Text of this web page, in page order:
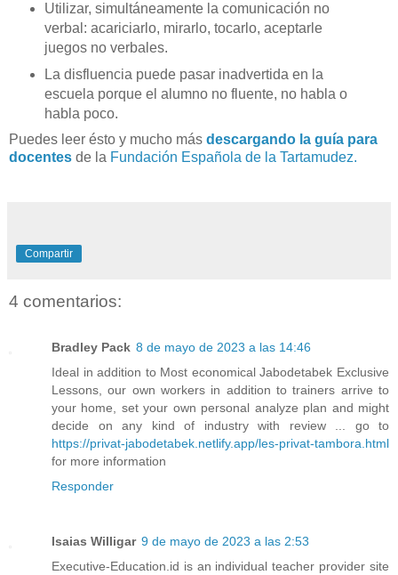
Utilizar, simultáneamente la comunicación no
verbal: acariciarlo, mirarlo, tocarlo, aceptarle
juegos no verbales.
La disfluencia puede pasar inadvertida en la
escuela porque el alumno no fluente, no habla o
habla poco.
Puedes leer ésto y mucho más descargando la guía para
docentes de la Fundación Española de la Tartamudez.
Compartir
4 comentarios:
Bradley Pack 8 de mayo de 2023 a las 14:46
Ideal in addition to Most economical Jabodetabek Exclusive
Lessons, our own workers in addition to trainers arrive to
your home, set your own personal analyze plan and might
decide on any kind of industry with review ... go to
https://privat-jabodetabek.netlify.app/les-privat-tambora.html
for more information
Responder
Isaias Willigar 9 de mayo de 2023 a las 2:53
Executive-Education.id is an individual teacher provider site